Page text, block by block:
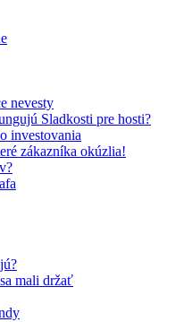
nevesty
Sladkosti pre hosti?
investovania
zákazníka okúzlia!
mali držať